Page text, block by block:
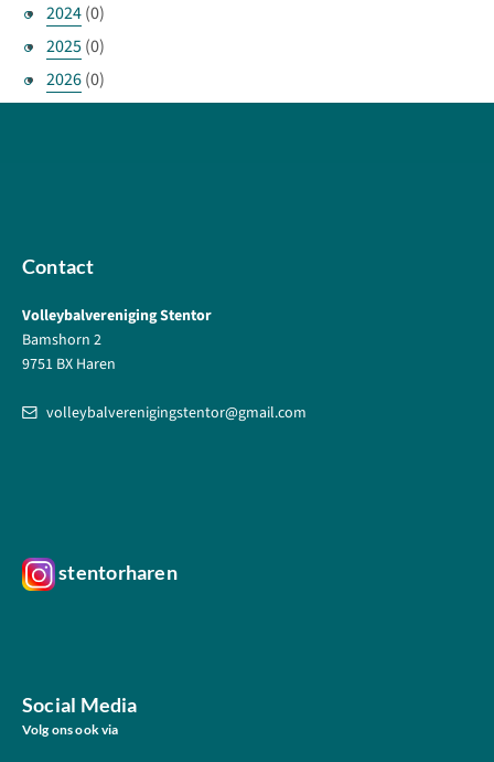
2024(0)
2025(0)
2026(0)
Contact
Volleybalvereniging Stentor
Bamshorn 2
9751 BX Haren
volleybalverenigingstentor@gmail.com
stentorharen
Social Media
Volg ons ook via